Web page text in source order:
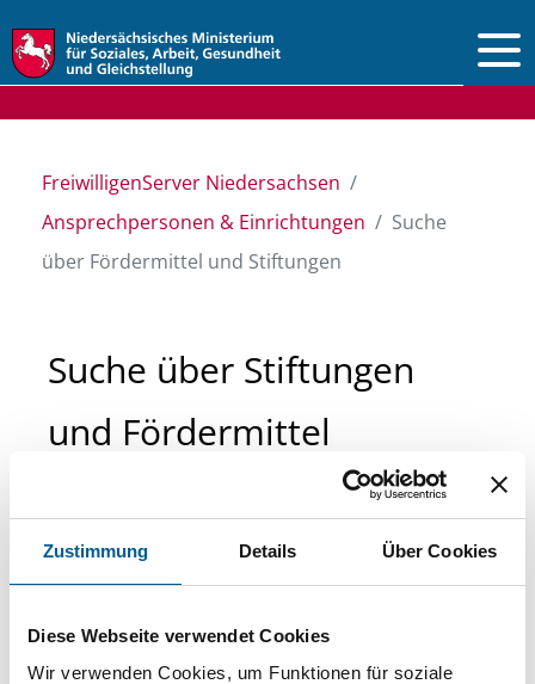
Zustimmung Details Über Cookies
Diese Webseite verwendet Cookies
Wir verwenden Cookies, um Funktionen für soziale
FreiwilligenServer Niedersachsen
Ansprechpersonen & Einrichtungen
Suche
über Fördermittel und Stiftungen
Suche über Stiftungen
und Fördermittel
Sie suchen finanzielle Unterstützung für ein
Projekt oder ein Vorhaben? Hier können Sie
direkt über unsere Fördermitteldatenbank und
Stiftungsdatenbank recherchieren. Bei der
Suche bitte die Groß- und Kleinschreibung